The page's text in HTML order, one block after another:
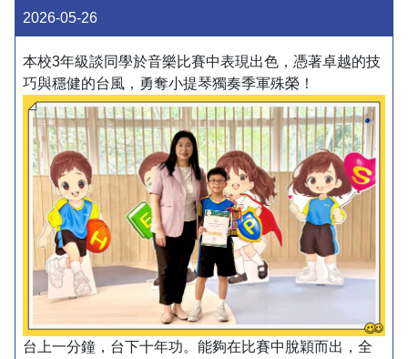
2026-05-26
本校3年級談同學於音樂比賽中表現出色，憑著卓越的技
巧與穩健的台風，勇奪小提琴獨奏季軍殊榮！
台上一分鐘，台下十年功。能夠在比賽中脫穎而出，全